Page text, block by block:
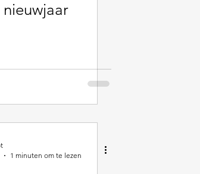
1 minuten om te lezen